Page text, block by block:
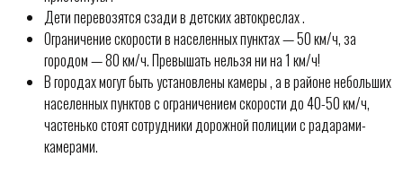
Дети перевозятся сзади в детских автокреслах .
Ограничение скорости в населенных пунктах — 50 км/ч, за
городом — 80 км/ч. Превышать нельзя ни на 1 км/ч!
В городах могут быть установлены камеры , а в районе небольших
населенных пунктов с ограничением скорости до 40-50 км/ч,
частенько стоят сотрудники дорожной полиции с радарами-
камерами.